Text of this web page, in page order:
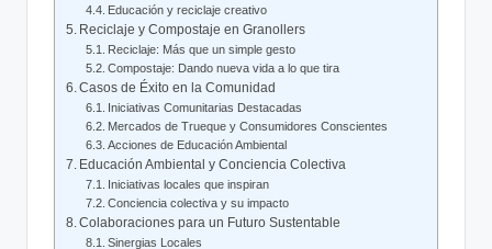
Educación y reciclaje creativo
Reciclaje y Compostaje en Granollers
Reciclaje: Más que un simple gesto
Compostaje: Dando nueva vida a lo que tira
Casos de Éxito en la Comunidad
Iniciativas Comunitarias Destacadas
Mercados de Trueque y Consumidores Conscientes
Acciones de Educación Ambiental
Educación Ambiental y Conciencia Colectiva
Iniciativas locales que inspiran
Conciencia colectiva y su impacto
Colaboraciones para un Futuro Sustentable
Sinergias Locales